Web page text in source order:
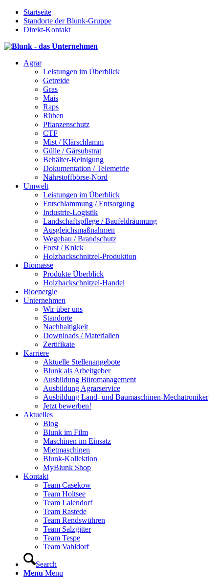
Startseite
Standorte der Blunk-Gruppe
Direkt-Kontakt
Agrar
Leistungen im Überblick
Getreide
Gras
Mais
Raps
Rüben
Pflanzenschutz
CTF
Mist / Klärschlamm
Gülle / Gärsubstrat
Behälter-Reinigung
Dokumentation / Telemetrie
Nährstoffbörse-Nord
Umwelt
Leistungen im Überblick
Entschlammung / Entsorgung
Industrie-Logistik
Landschaftspflege / Baufeldräumung
Ausgleichsmaßnahmen
Wegebau / Brandschutz
Forst / Knick
Holzhackschnitzel-Produktion
Biomasse
Produkte Überblick
Holzhackschnitzel-Handel
Bioenergie
Unternehmen
Wir über uns
Standorte
Nachhaltigkeit
Downloads / Materialien
Zertifikate
Karriere
Aktuelle Stellenangebote
Blunk als Arbeitgeber
Ausbildung Büromanagement
Ausbildung Agrarservice
Ausbildung Land- und Baumaschinen-Mechatroniker
Jetzt bewerben!
Aktuelles
Blog
Blunk im Film
Maschinen im Einsatz
Mietmaschinen
Blunk-Kollektion
MyBlunk Shop
Kontakt
Team Casekow
Team Holtsee
Team Lalendorf
Team Rastede
Team Rendswühren
Team Salzgitter
Team Tespe
Team Vahldorf
Search
Menu Menu